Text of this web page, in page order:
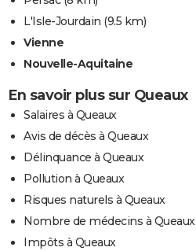
L'Isle-Jourdain (9.5 km)
Vienne
Nouvelle-Aquitaine
En savoir plus sur Queaux
Salaires à Queaux
Avis de décès à Queaux
Délinquance à Queaux
Pollution à Queaux
Risques naturels à Queaux
Nombre de médecins à Queaux
Impôts à Queaux